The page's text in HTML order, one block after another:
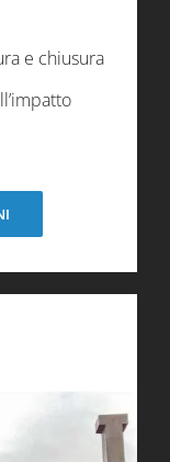
e chiusura